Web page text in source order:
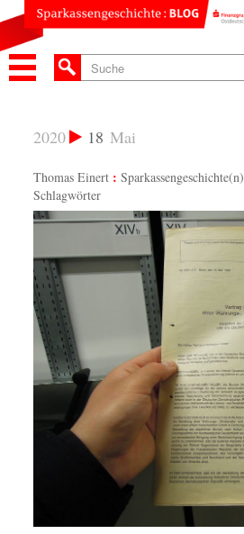
18 Mai
2020
Thomas Einert Sparkassengeschichte(n)
Schlagwörter